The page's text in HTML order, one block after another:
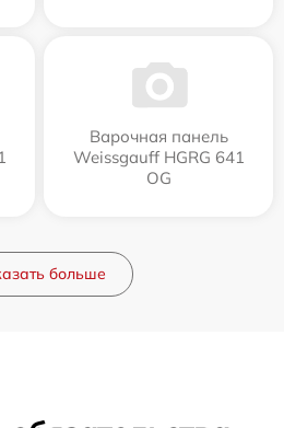
Варочная панель
Weissgauff HGRG 641
OG
больше